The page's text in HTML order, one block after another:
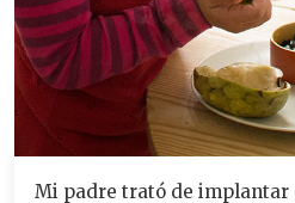
Mi padre trató de implantar